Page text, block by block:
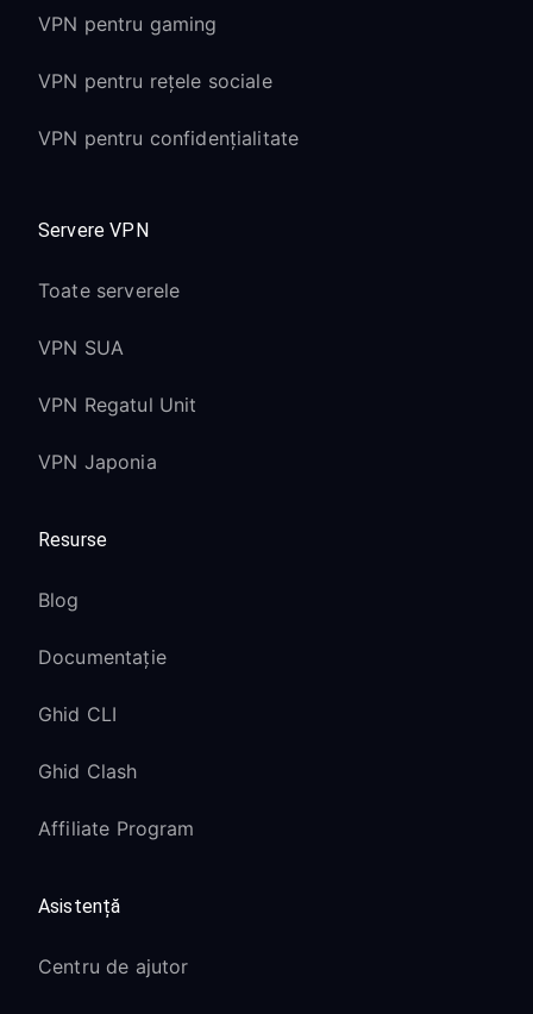
VPN pentru gaming
VPN pentru rețele sociale
VPN pentru confidențialitate
Servere VPN
Toate serverele
VPN SUA
VPN Regatul Unit
VPN Japonia
Resurse
Blog
Documentație
Ghid CLI
Ghid Clash
Affiliate Program
Asistență
Centru de ajutor